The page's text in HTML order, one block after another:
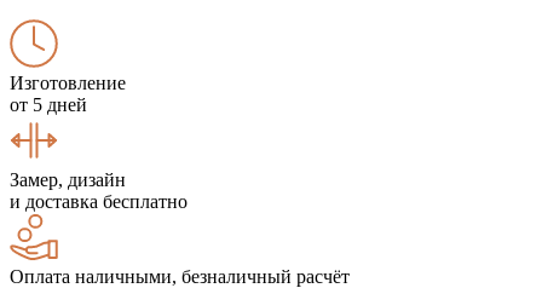
Изготовление
от 5 дней
Замер, дизайн
и доставка бесплатно
Оплата наличными, безналичный расчёт